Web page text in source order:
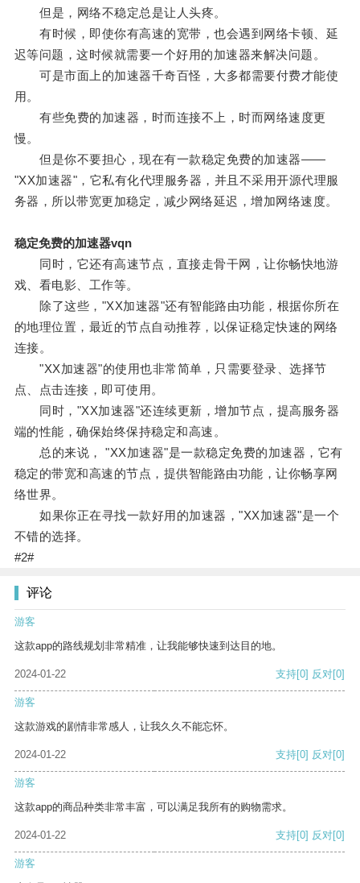
但是，网络不稳定总是让人头疼。
有时候，即使你有高速的宽带，也会遇到网络卡顿、延
迟等问题，这时候就需要一个好用的加速器来解决问题。
可是市面上的加速器千奇百怪，大多都需要付费才能使
用。
有些免费的加速器，时而连接不上，时而网络速度更
慢。
但是你不要担心，现在有一款稳定免费的加速器——
"XX加速器"，它私有化代理服务器，并且不采用开源代理服
务器，所以带宽更加稳定，减少网络延迟，增加网络速度。
稳定免费的加速器vqn
同时，它还有高速节点，直接走骨干网，让你畅快地游
戏、看电影、工作等。
除了这些，"XX加速器"还有智能路由功能，根据你所在
的地理位置，最近的节点自动推荐，以保证稳定快速的网络
连接。
"XX加速器"的使用也非常简单，只需要登录、选择节
点、点击连接，即可使用。
同时，"XX加速器"还连续更新，增加节点，提高服务器
端的性能，确保始终保持稳定和高速。
总的来说， "XX加速器"是一款稳定免费的加速器，它有
稳定的带宽和高速的节点，提供智能路由功能，让你畅享网
络世界。
如果你正在寻找一款好用的加速器，"XX加速器"是一个
不错的选择。
#2#
评论
游客
这款app的路线规划非常精准，让我能够快速到达目的地。
2024-01-22 支持[0] 反对[0]
游客
这款游戏的剧情非常感人，让我久久不能忘怀。
2024-01-22 支持[0] 反对[0]
游客
这款app的商品种类非常丰富，可以满足我所有的购物需求。
2024-01-22 支持[0] 反对[0]
游客